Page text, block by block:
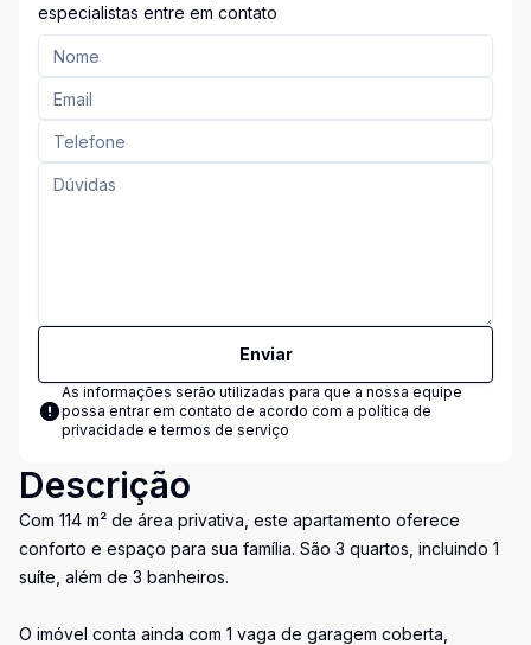
especialistas entre em contato
Enviar
As informações serão utilizadas para que a nossa equipe
possa entrar em contato de acordo com a política de
privacidade e termos de serviço
Descrição
Com 114 m² de área privativa, este apartamento oferece
conforto e espaço para sua família. São 3 quartos, incluindo 1
suíte, além de 3 banheiros.
O imóvel conta ainda com 1 vaga de garagem coberta,